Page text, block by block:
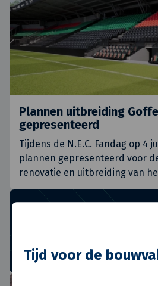
Tijd voor de
Plannen uitbreiding
gepresenteerd
Tijdens de N.E.C. Fandag op 4
plannen gepresenteerd voor
renovatie en uitbreiding van